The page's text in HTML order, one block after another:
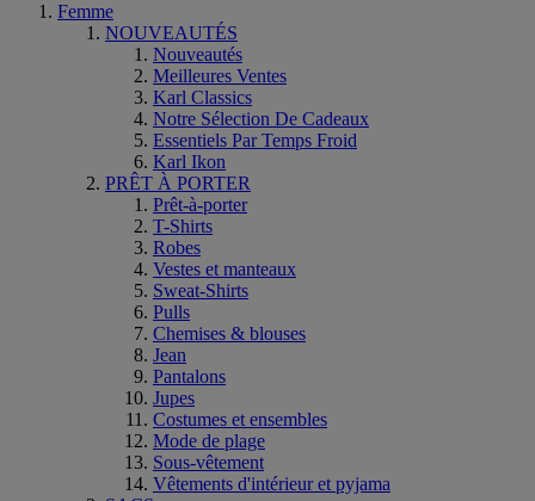
Femme
NOUVEAUTÉS
Nouveautés
Meilleures Ventes
Karl Classics
Notre Sélection De Cadeaux
Essentiels Par Temps Froid
Karl Ikon
PRÊT À PORTER
Prêt-à-porter
T-Shirts
Robes
Vestes et manteaux
Sweat-Shirts
Pulls
Chemises & blouses
Jean
Pantalons
Jupes
Costumes et ensembles
Mode de plage
Sous-vêtement
Vêtements d'intérieur et pyjama